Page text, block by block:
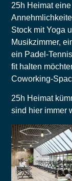
25h Heimat
Stock mit Yoga
Musikzimmer,
ein Padel-
fit halten
Coworking-
25h Heimat
sind hier immer